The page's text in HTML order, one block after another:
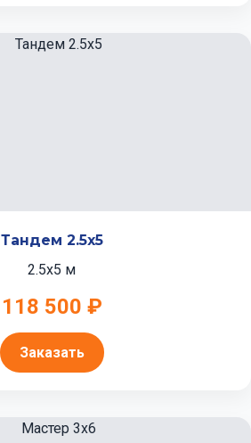
Тандем 2.5x5
2.5x5 м
118 500 ₽
Заказать